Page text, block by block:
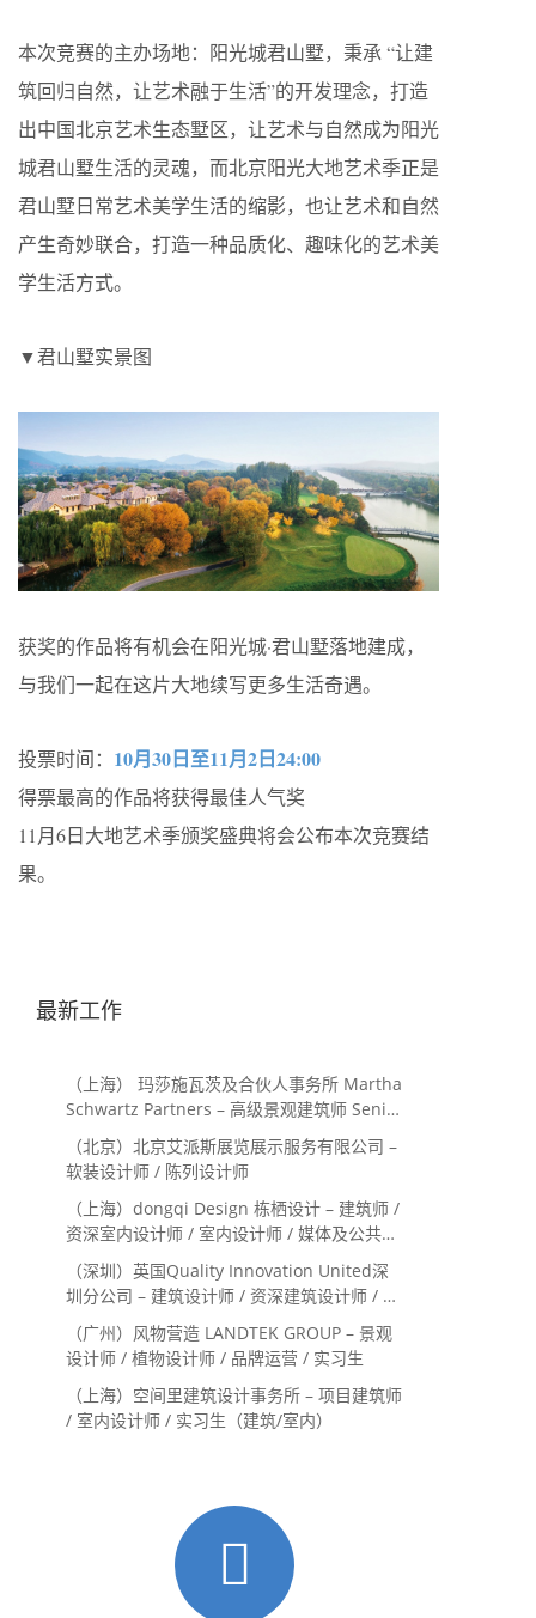
本次竞赛的主办场地：阳光城君山墅，秉承 “让建
筑回归自然，让艺术融于生活”的开发理念，打造
出中国北京艺术生态墅区，让艺术与自然成为阳光
城君山墅生活的灵魂，而北京阳光大地艺术季正是
君山墅日常艺术美学生活的缩影，也让艺术和自然
产生奇妙联合，打造一种品质化、趣味化的艺术美
学生活方式。
▼君山墅实景图
获奖的作品将有机会在阳光城·君山墅落地建成，
与我们一起在这片大地续写更多生活奇遇。
投票时间： 10月30日至11月2日24:00
得票最高的作品将获得最佳人气奖
11月6日大地艺术季颁奖盛典将会公布本次竞赛结
果。
最新工作
（上海） 玛莎施瓦茨及合伙人事务所 Martha
Schwartz Partners – 高级景观建筑师 Senior
Landscape Designer / 景观建筑师
Landscape Designer
（北京）北京艾派斯展览展示服务有限公司 –
软装设计师 / 陈列设计师
（上海）dongqi Design 栋栖设计 – 建筑师 /
资深室内设计师 / 室内设计师 / 媒体及公共关
系主管 / 设计实习生（常年招聘）
（深圳）英国Quality Innovation United深
圳分公司 – 建筑设计师 / 资深建筑设计师 / 室
内设计师 / 设计实习生
（广州）风物营造 LANDTEK GROUP – 景观
设计师 / 植物设计师 / 品牌运营 / 实习生
（上海）空间里建筑设计事务所 – 项目建筑师
/ 室内设计师 / 实习生（建筑/室内）